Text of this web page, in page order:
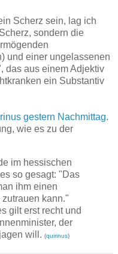
Scherz sein, lag ich
sondern die
und einer ungelassenen
das aus einem Adjektiv
ein Substantiv
gestern Nachmittag.
wie es zu der
im hessischen
so gesagt: "Das
ihm einen
kann."
gilt erst recht und
der
will. (quirinus)